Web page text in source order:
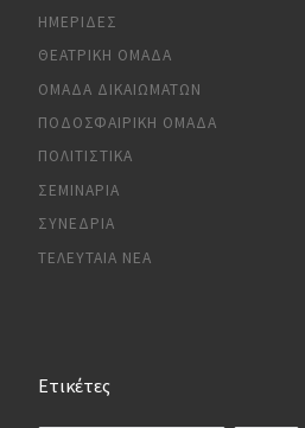
ΗΜΕΡΊΔΕΣ
ΘΕΑΤΡΙΚΉ ΟΜΆΔΑ
ΟΜΆΔΑ ΔΙΚΑΙΩΜΆΤΩΝ
ΠΟΔΟΣΦΑΙΡΙΚΉ ΟΜΆΔΑ
ΠΟΛΙΤΙΣΤΙΚΆ
ΣΕΜΙΝΆΡΙΑ
ΣΥΝΈΔΡΙΑ
ΤΕΛΕΥΤΑΊΑ ΝΈΑ
Ετικέτες